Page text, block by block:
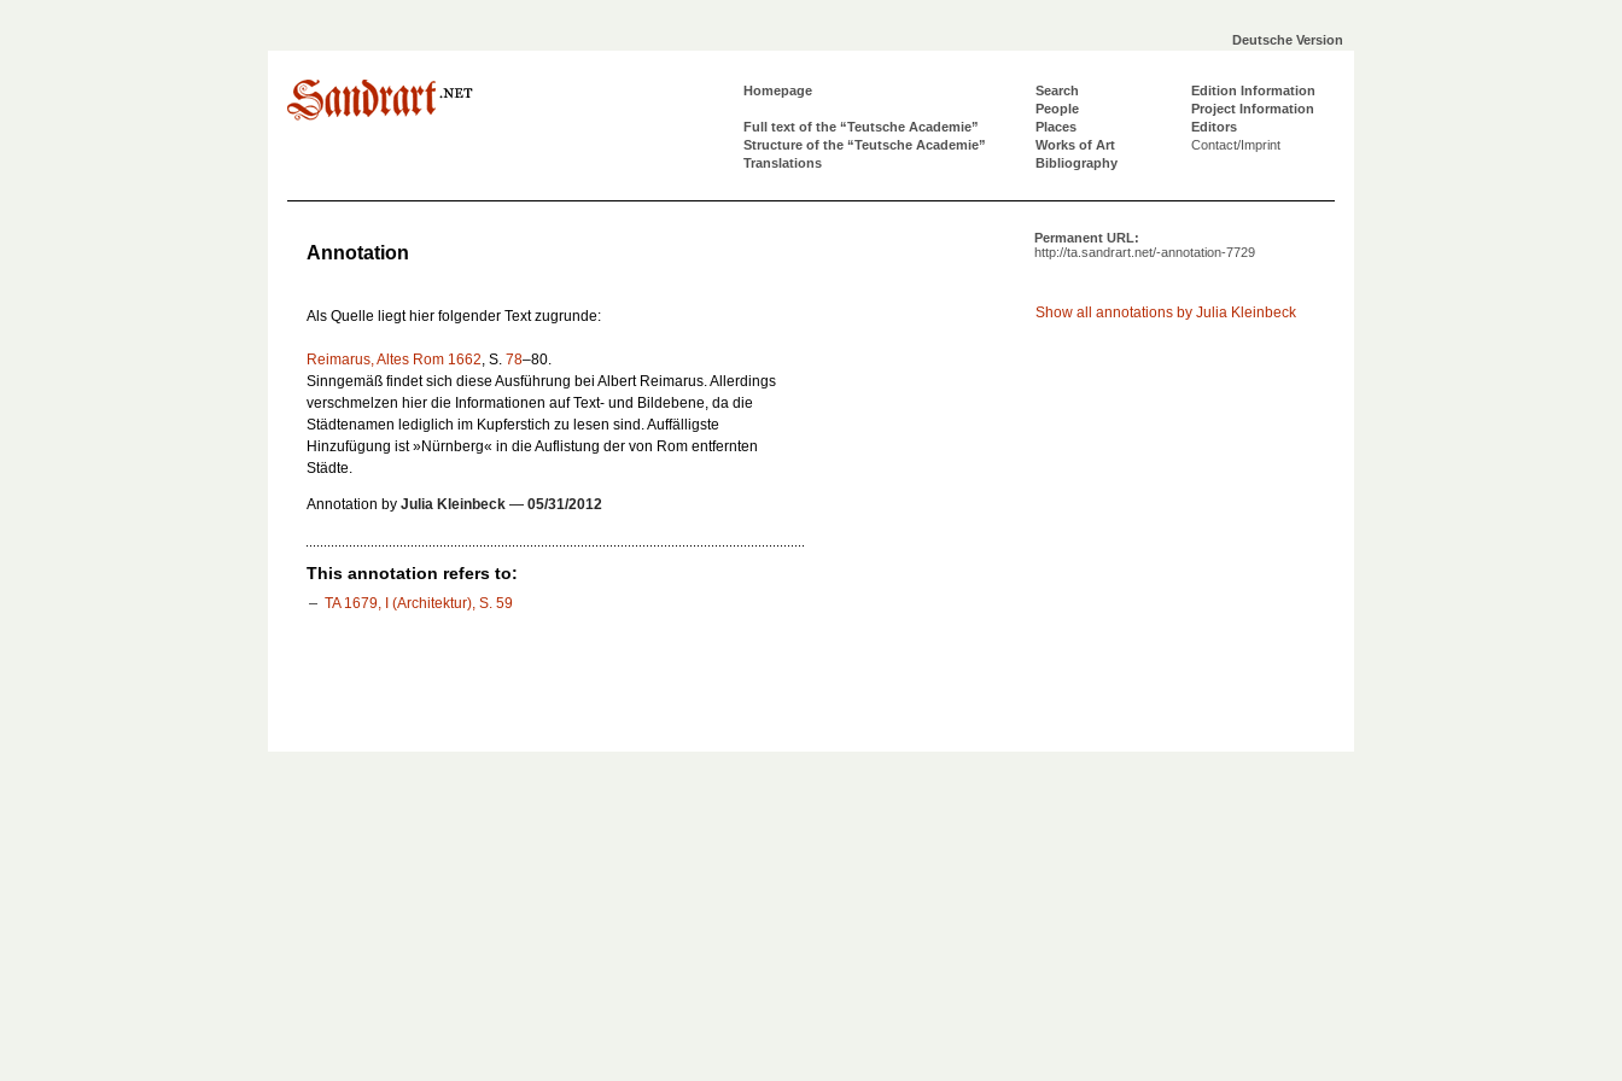
Deutsche Version
Homepage
Full text of the “Teutsche Academie”
Structure of the “Teutsche Academie”
Translations
Search
People
Places
Works of Art
Bibliography
Edition Information
Project Information
Editors
Contact/Imprint
Permanent URL:
http://ta.sandrart.net/-annotation-7729
Annotation
Show all annotations by Julia Kleinbeck
Als Quelle liegt hier folgender Text zugrunde:
Reimarus, Altes Rom 1662, S. 78–80.
Sinngemäß findet sich diese Ausführung bei Albert Reimarus. Allerdings
verschmelzen hier die Informationen auf Text- und Bildebene, da die
Städtenamen lediglich im Kupferstich zu lesen sind. Auffälligste
Hinzufügung ist »Nürnberg« in die Auflistung der von Rom entfernten
Städte.
Annotation by Julia Kleinbeck — 05/31/2012
This annotation refers to:
TA 1679, I (Architektur), S. 59